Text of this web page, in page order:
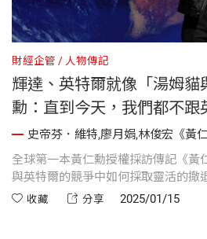
財經企管 人物傳記
輝達、英特爾就像「湯姆貓
勳：直到今天，我們都不跟
史帝芬．維特,廖月娟,林俊宏《黃
全球第一本黃仁勳授權採訪傳記《黃
與英特爾的競爭中如何採取靈活的撤
今天，我們都不跟英特爾競爭，」黃
收藏 分享 2025/01/15